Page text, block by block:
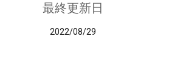
最終更新日
2022/08/29